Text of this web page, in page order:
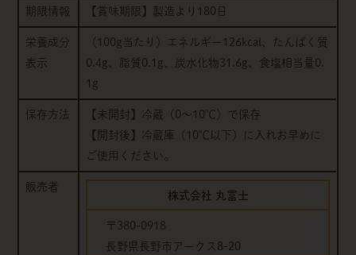
期限情報 【賞味期限】製造より180日
栄養成分
表示
（100g当たり）エネルギー126kcal、たんぱく質
0.4g、脂質0.1g、炭水化物31.6g、食塩相当量0.
1g
保存方法
【未開封】冷蔵（0～10℃）で保存
【開封後】冷蔵庫（10℃以下）に入れお早めに
ご使用ください。
販売者
株式会社 丸冨士
〒380-0918
長野県長野市アークス8-20